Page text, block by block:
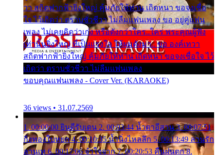
วา สถิตฟากฟ้ายิ่งใหญ่ คุ้มภัยให้ท่าน เถิดหนา ขอจงเชื่อ
ใจ ไว้เถิดว่า ตราบชั่วชีวา ไม่ลืมแฟนเพลง ขอ อยู่คู่แฟน
เพลง ไม่เคยคิดว่าเก่ง หรือดังกว่าใคร..ใคร พระคุณผู้ฟัง
เท่านั้นยิ่งใหญ่ ที่เป็นแรงใจ ให้ผมดังมา.. ขอ องค์เทวา
สถิตฟากฟ้ายิ่งใหญ่ คุ้มภัยให้ท่าน เถิดหนา ขอจงเชื่อใจ ไว้
เถิดว่า ตราบชั่วชีวา ไม่ลืมแฟนเพลง
ขอบคุณแฟนเพลง - Cover Ver. (KARAOKE)
36 views • 31.07.2569
1. 00:00:00 ยินดีรับเดน 2. 00:03:44 น้ำตาอีสาน 3. 00:07:51
กิ่งทองใบหยก 4. 00:10:35 น้ำนิ่งไหลลึก 5. 00:13:49 ลานรัก
ลานเท 6. 00:17:06 จำใจจาก 7. 00:20:53 คืนฝนตก 8.